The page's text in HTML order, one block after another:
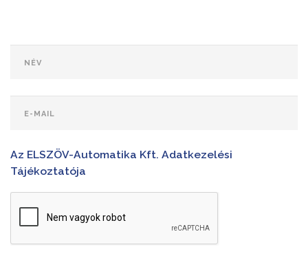
Az ELSZÖV-Automatika Kft. Adatkezelési
Tájékoztatója